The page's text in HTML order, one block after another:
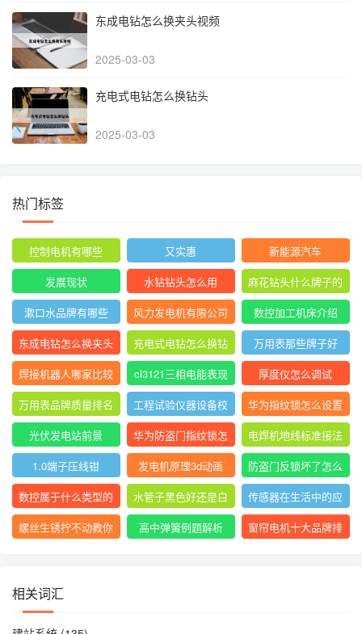
东成电钻怎么换夹头视频
2025-03-03
充电式电钻怎么换钻头
2025-03-03
热门标签
控制电机有哪些 又实惠
新能源汽车
发展现状
水钻钻头怎么用
麻花钻头什么牌子的
最好最耐用
漱口水品牌有哪些
风力发电机有限公司
官网
数控加工机床介绍
东成电钻怎么换夹头
视频
充电式电钻怎么换钻
头
万用表那些牌子好
焊接机器人哪家比较
好
cl3121三相电能表现
场校验仪操作方法
厚度仪怎么调试
万用表品牌质量排名
前十
工程试验仪器设备校
验方法2021版
华为指纹锁怎么设置
指纹锁屏
光伏发电站前景
华为防盗门指纹锁怎
么录入指纹
电焊机地线标准接法
1.0端子压线钳
发电机原理3d动画
防盗门反锁坏了怎么
修
数控属于什么类型的
专业
水管子黑色好还是白
色好
传感器在生活中的应
用论文2000字
螺丝生锈拧不动教你
高中弹簧例题解析
窗帘电机十大品牌排
相关词汇